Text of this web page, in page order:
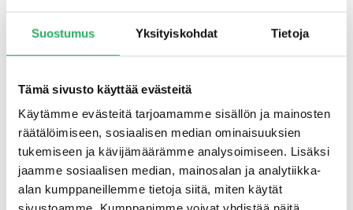
Suostumus Yksityiskohdat Tietoja
Tämä sivusto käyttää evästeitä
Käytämme evästeitä tarjoamamme sisällön ja mainosten
räätälöimiseen, sosiaalisen median ominaisuuksien
tukemiseen ja kävijämäärämme analysoimiseen. Lisäksi
jaamme sosiaalisen median, mainosalan ja analytiikka-
alan kumppaneillemme tietoja siitä, miten käytät
R3-luokan korjauslaasti EN 1504-3
mukaan
Pakkasenkestävä
Hyvä kemiallinen kestävyys